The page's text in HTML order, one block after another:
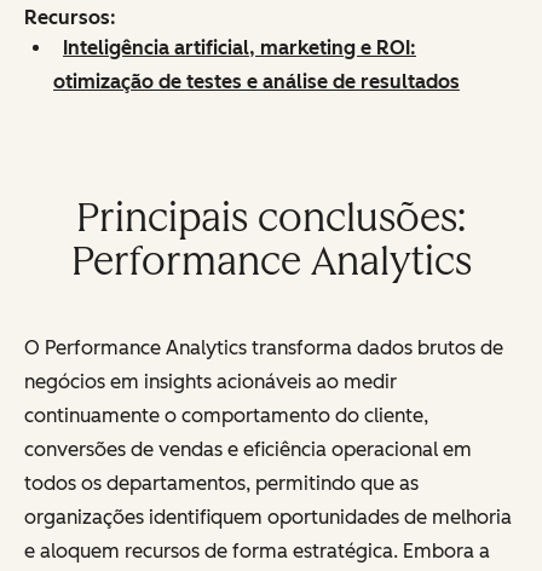
Recursos:
Inteligência artificial, marketing e ROI:
otimização de testes e análise de resultados
Principais conclusões:
Performance Analytics
O Performance Analytics transforma dados brutos de
negócios em insights acionáveis ao medir
continuamente o comportamento do cliente,
conversões de vendas e eficiência operacional em
todos os departamentos, permitindo que as
organizações identifiquem oportunidades de melhoria
e aloquem recursos de forma estratégica. Embora a